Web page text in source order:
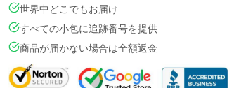
世界中どこでもお届け
すべての小包に追跡番号を提供
商品が届かない場合は全額返金